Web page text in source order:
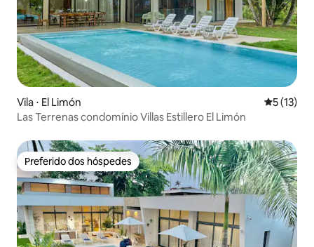
Vila ⋅ El Limón 5 de uma
5 (13)
Las Terrenas condomínio Villas Estillero El Limón
Preferido dos hóspedes
Preferido dos hóspedes